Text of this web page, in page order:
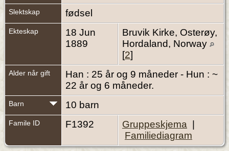
Slektskap fødsel
Ekteskap
18 Jun
1889
Bruvik Kirke, Osterøy,
Hordaland, Norway
[2]
Alder når gift
Han : 25 år og 9 måneder - Hun : ~
22 år og 6 måneder.
Barn 10 barn
Famile ID F1392 Gruppeskjema
Familiediagram